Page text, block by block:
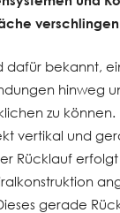
dafür bekannt,
hinweg
zu
vertikal und
Rücklauf
gerade